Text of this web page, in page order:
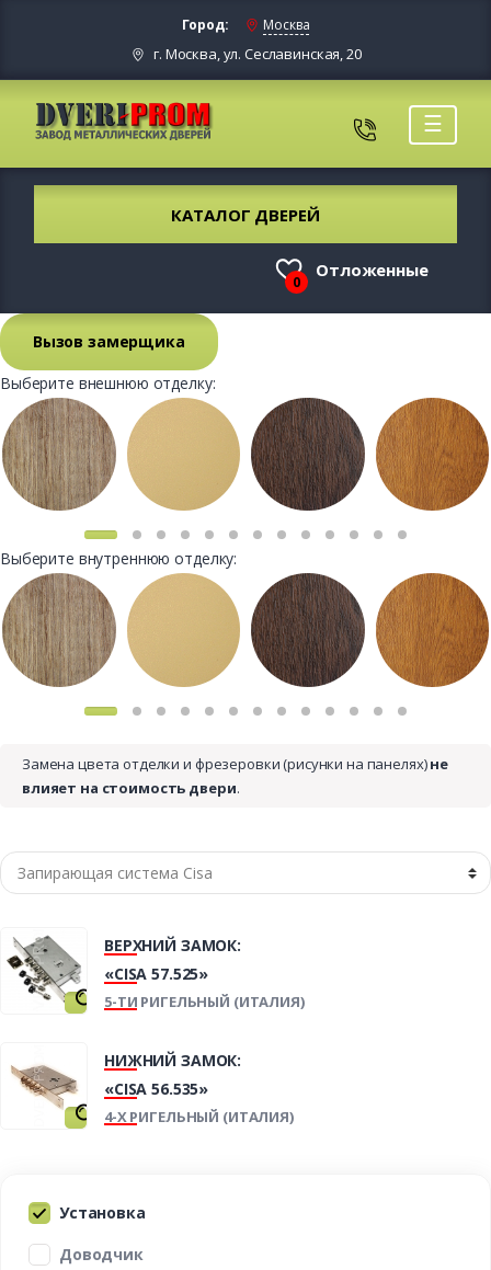
Город: Москва
г. Москва, ул. Сеславинская, 20
☰
КАТАЛОГ ДВЕРЕЙ
0
Отложенные
Вызов замерщика
Выберите внешнюю отделку:
Выберите внутреннюю отделку:
Замена цвета отделки и фрезеровки (рисунки на панелях)не
влияет на стоимость двери.
ВЕРХНИЙ ЗАМОК:
«CISA 57.525»
5-ТИ РИГЕЛЬНЫЙ (ИТАЛИЯ)
НИЖНИЙ ЗАМОК:
«CISA 56.535»
4-Х РИГЕЛЬНЫЙ (ИТАЛИЯ)
Установка
Доводчик